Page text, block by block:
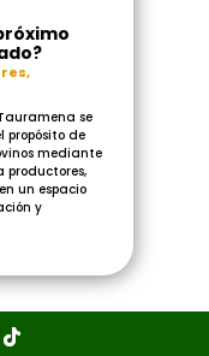
,
se
propósito de
mediante
productores,
un espacio
y